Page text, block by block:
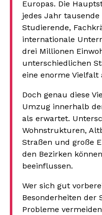
Europas. Die
jedes Jahr
Studierende,
internationale
drei Millionen
unterschiedlichen
eine enorme Vielfalt
Doch genau diese
Umzug innerhalb
als erwartet.
Wohnstrukturen,
Straßen und große
den Bezirken
beeinflussen.
Wer sich gut
Besonderheiten der
Probleme